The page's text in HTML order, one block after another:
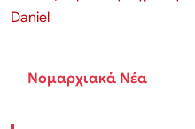
Daniel
Νομαρχιακά Νέα